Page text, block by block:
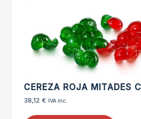
CEREZA ROJA MITADES
38,12 € IVA inc.